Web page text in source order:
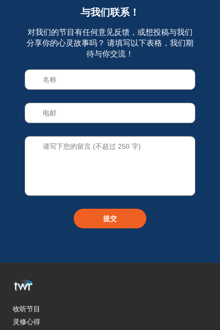
与我们联系！
对我们的节目有任何意见反馈，或想投稿与我们
分享你的心灵故事吗？ 请填写以下表格，我们期
待与你交流！
提交
收听节目
灵修心得